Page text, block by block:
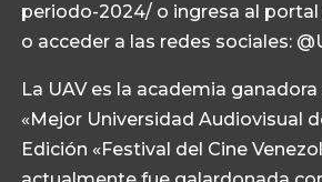
periodo-2024/ o ingresa al portal
o acceder a las redes sociales:
La UAV es la academia
«Mejor Universidad Audiovisual
Edición «Festival del Cine